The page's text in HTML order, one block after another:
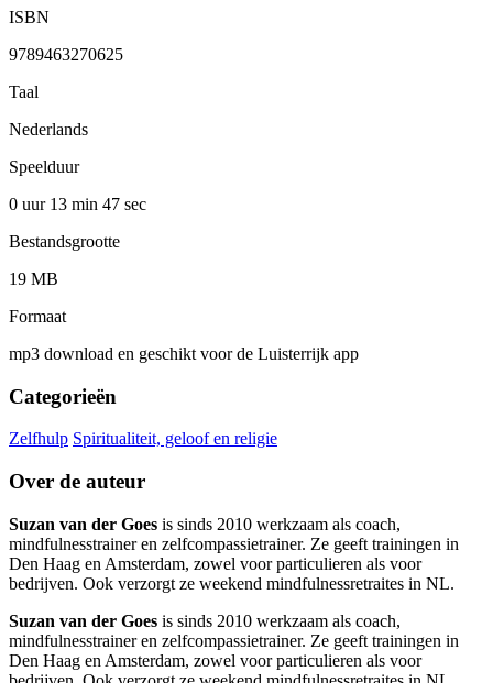
ISBN
9789463270625
Taal
Nederlands
Speelduur
0 uur 13 min 47 sec
Bestandsgrootte
19 MB
Formaat
mp3 download en geschikt voor de Luisterrijk app
Categorieën
Zelfhulp Spiritualiteit, geloof en religie
Over de auteur
Suzan van der Goes is sinds 2010 werkzaam als coach,
mindfulnesstrainer en zelfcompassietrainer. Ze geeft trainingen in
Den Haag en Amsterdam, zowel voor particulieren als voor
bedrijven. Ook verzorgt ze weekend mindfulnessretraites in NL.
Suzan van der Goes is sinds 2010 werkzaam als coach,
mindfulnesstrainer en zelfcompassietrainer. Ze geeft trainingen in
Den Haag en Amsterdam, zowel voor particulieren als voor